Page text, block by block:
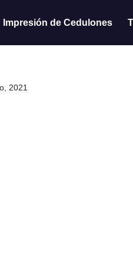
Impresión de Cedulones
2021